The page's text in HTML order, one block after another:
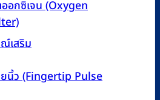
อกซิเจน (Oxygen
เสริม
ยนิ้ว (Fingertip Pulse